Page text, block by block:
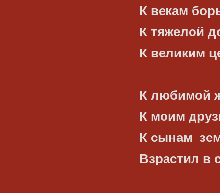
К векам
К тяжелой
К великим
К любимой
К моим
К сынам
Взрастил в